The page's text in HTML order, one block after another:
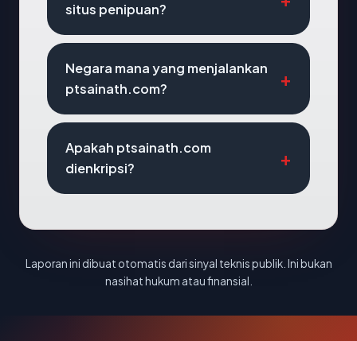
situs penipuan?
Negara mana yang menjalankan
ptsainath.com?
Apakah ptsainath.com
dienkripsi?
Laporan ini dibuat otomatis dari sinyal teknis publik. Ini bukan
nasihat hukum atau finansial.